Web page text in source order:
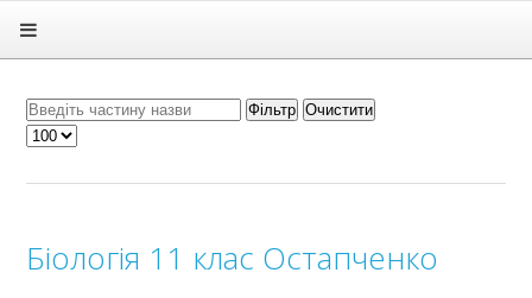
Підручники
ГДЗ
Статті
Зв'язок
Фільтр Очистити
Біологія 11 клас Остапченко